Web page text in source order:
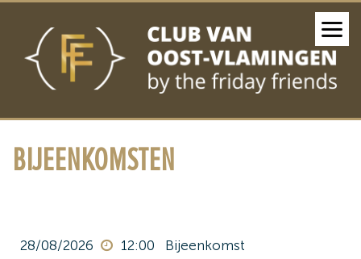
BIJEENKOMSTEN
28/08/2026 12:00
Bijeenkomst